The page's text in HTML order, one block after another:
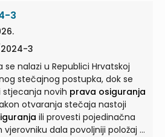
3
3
nalazi u Republici Hrvatskoj
stečajnog postupka, dok se
novih prava osiguranja
ili provesti pojedinačna
dala povoljniji položaj ...